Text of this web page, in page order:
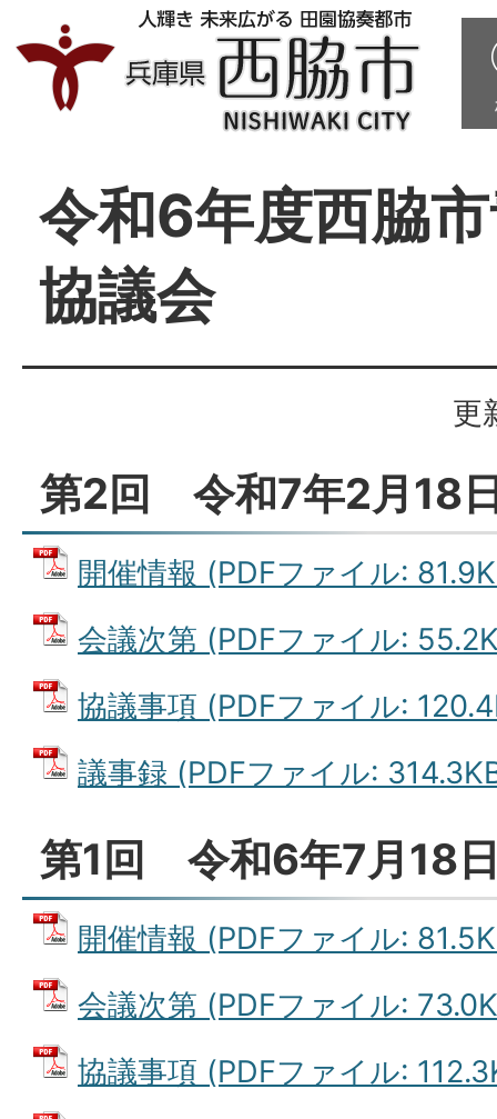
令和6年度西脇
協議会
更
第2回 令和7年2月18
開催情報 (PDFファイル:
会議次第 (PDFファイル:
協議事項 (PDFファイル:
議事録 (PDFファイル:
第1回 令和6年7月18
開催情報 (PDFファイル:
会議次第 (PDFファイル:
協議事項 (PDFファイル: